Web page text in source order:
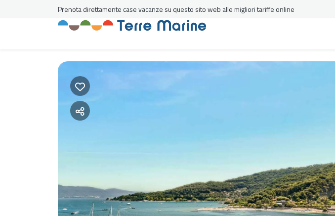
Prenota direttamente case vacanze su questo sito web alle migliori tariffe online